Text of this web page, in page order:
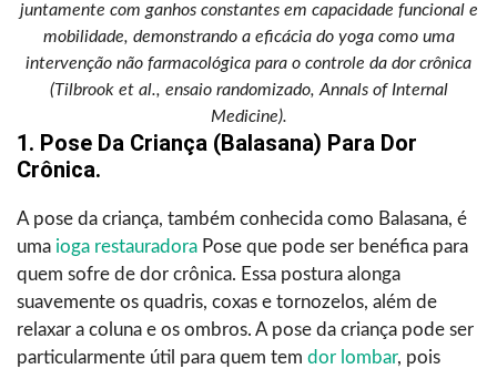
juntamente com ganhos constantes em capacidade funcional e
mobilidade, demonstrando a eficácia do yoga como uma
intervenção não farmacológica para o controle da dor crônica
(Tilbrook et al., ensaio randomizado, Annals of Internal
Medicine).
1. Pose Da Criança (Balasana) Para Dor
Crônica.
A pose da criança, também conhecida como Balasana, é
uma ioga restauradora Pose que pode ser benéfica para
quem sofre de dor crônica. Essa postura alonga
suavemente os quadris, coxas e tornozelos, além de
relaxar a coluna e os ombros. A pose da criança pode ser
particularmente útil para quem tem dor lombar, pois